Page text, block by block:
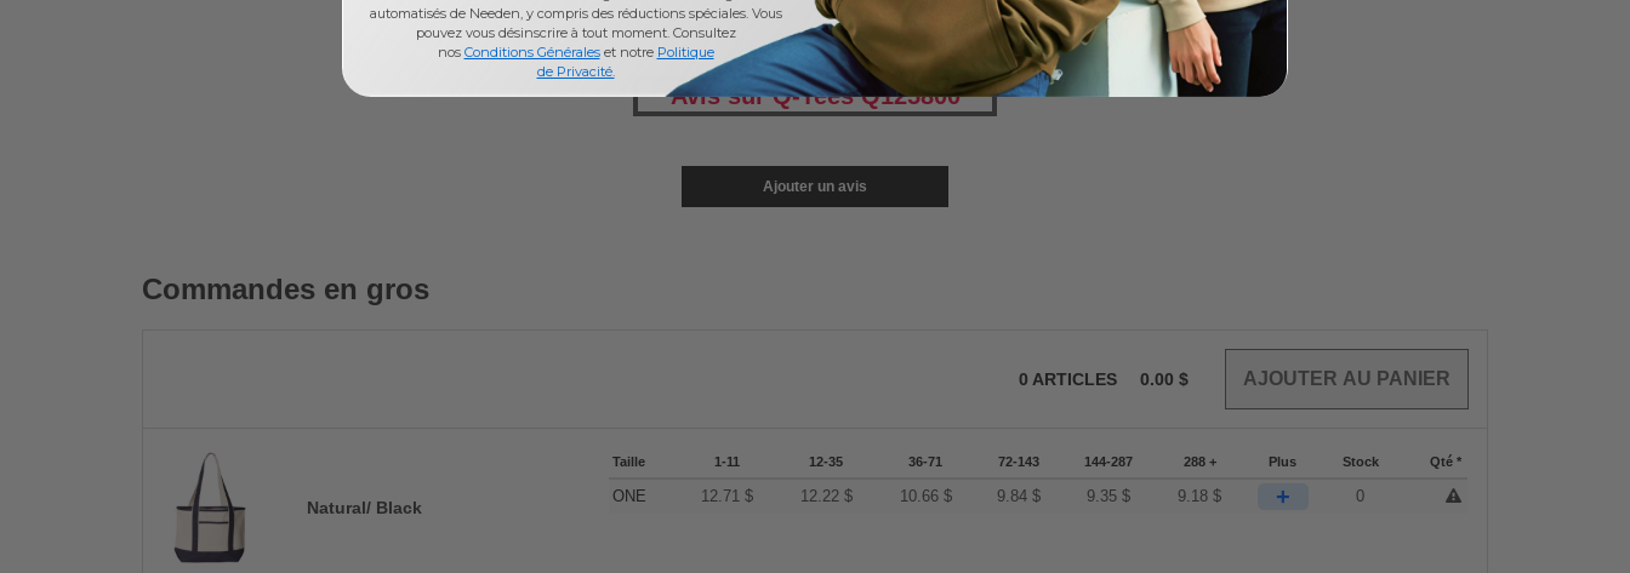
Avis sur Q-Tees Q125800
Ajouter un avis
Commandes en gros
0 ARTICLES 0.00 $
Natural/ Black
Taille 1-11 12-35 36-71 72-143 144-287 288 + Plus Stock Qté *
ONE 12.71 $ 12.22 $ 10.66 $ 9.84 $ 9.35$ 9.18$ + 0
automatisés de Needen, y compris des réductions spéciales. Vous
pouvez vous désinscrire à tout moment. Consultez
nos Conditions Généraleset notre Politique
de Privacité.